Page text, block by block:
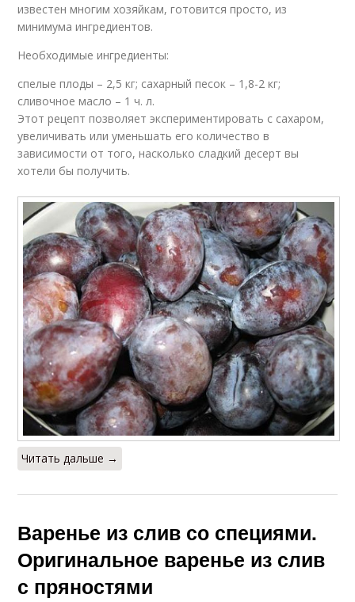
известен многим хозяйкам, готовится просто, из
минимума ингредиентов.
Необходимые ингредиенты:
спелые плоды – 2,5 кг; сахарный песок – 1,8-2 кг;
сливочное масло – 1 ч. л.
Этот рецепт позволяет экспериментировать с сахаром,
увеличивать или уменьшать его количество в
зависимости от того, насколько сладкий десерт вы
хотели бы получить.
Читать дальше →
Варенье из слив со специями.
Оригинальное варенье из слив
с пряностями